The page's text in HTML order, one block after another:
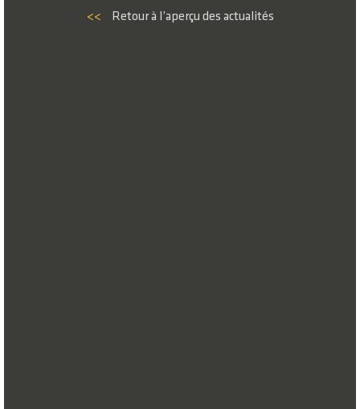
<< Retour à l’aperçu des actualités